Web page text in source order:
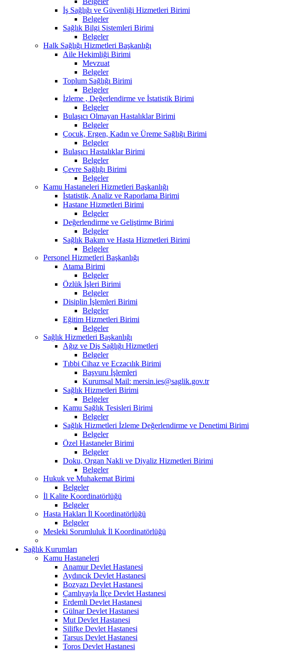
İş Sağlığı ve Güvenliği Hizmetleri Birimi
Belgeler
Sağlık Bilgi Sistemleri Birimi
Belgeler
Halk Sağlığı Hizmetleri Başkanlığı
Aile Hekimliği Birimi
Mevzuat
Belgeler
Toplum Sağlığı Birimi
Belgeler
İzleme , Değerlendirme ve İstatistik Birimi
Belgeler
Bulaşıcı Olmayan Hastalıklar Birimi
Belgeler
Çocuk, Ergen, Kadın ve Üreme Sağlığı Birimi
Belgeler
Bulaşıcı Hastalıklar Birimi
Belgeler
Çevre Sağlığı Birimi
Belgeler
Kamu Hastaneleri Hizmetleri Başkanlığı
İstatistik, Analiz ve Raporlama Birimi
Hastane Hizmetleri Birimi
Belgeler
Değerlendirme ve Geliştirme Birimi
Belgeler
Sağlık Bakım ve Hasta Hizmetleri Birimi
Belgeler
Personel Hizmetleri Başkanlığı
Atama Birimi
Belgeler
Özlük İşleri Birimi
Belgeler
Disiplin İşlemleri Birimi
Belgeler
Eğitim Hizmetleri Birimi
Belgeler
Sağlık Hizmetleri Başkanlığı
Ağız ve Diş Sağlığı Hizmetleri
Belgeler
Tıbbi Cihaz ve Eczacılık Birimi
Başvuru İşlemleri
Kurumsal Mail: mersin.ies@saglik.gov.tr
Sağlık Hizmetleri Birimi
Belgeler
Kamu Sağlık Tesisleri Birimi
Belgeler
Sağlık Hizmetleri İzleme Değerlendirme ve Denetimi Birimi
Belgeler
Özel Hastaneler Birimi
Belgeler
Doku, Organ Nakli ve Diyaliz Hizmetleri Birimi
Belgeler
Hukuk ve Muhakemat Birimi
Belgeler
İl Kalite Koordinatörlüğü
Belgeler
Hasta Hakları İl Koordinatörlüğü
Belgeler
Mesleki Sorumluluk İl Koordinatörlüğü
Sağlık Kurumları
Kamu Hastaneleri
Anamur Devlet Hastanesi
Aydıncık Devlet Hastanesi
Bozyazı Devlet Hastanesi
Çamlıyayla İlçe Devlet Hastanesi
Erdemli Devlet Hastanesi
Gülnar Devlet Hastanesi
Mut Devlet Hastanesi
Silifke Devlet Hastanesi
Tarsus Devlet Hastanesi
Toros Devlet Hastanesi